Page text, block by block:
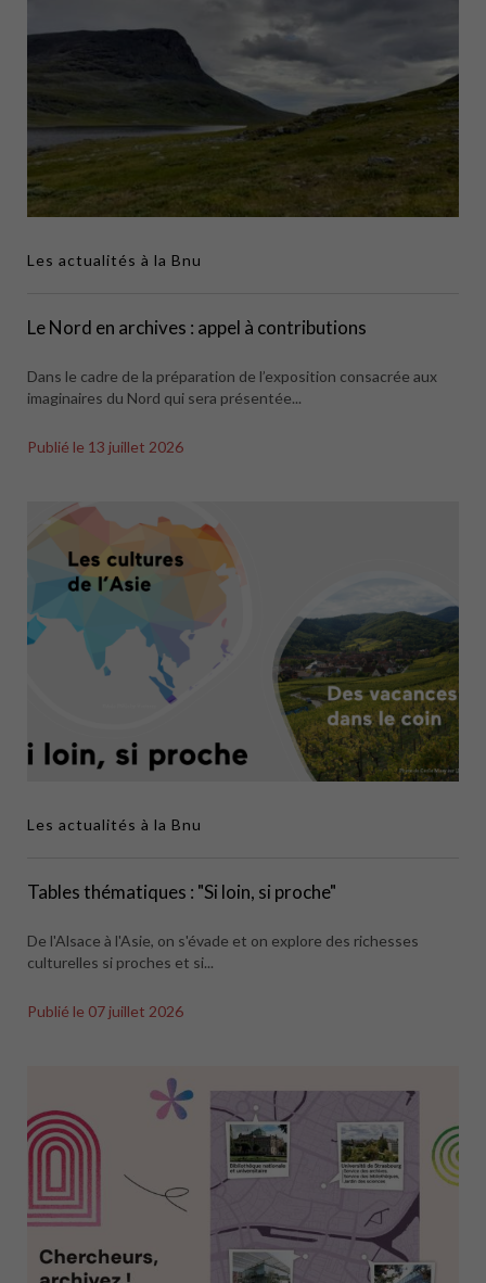
Les actualités à la Bnu
Le Nord en archives : appel à contributions
Dans le cadre de la préparation de l’exposition consacrée aux
imaginaires du Nord qui sera présentée...
Publié le 13 juillet 2026
Les actualités à la Bnu
Tables thématiques : "Si loin, si proche"
De l'Alsace à l'Asie, on s'évade et on explore des richesses
culturelles si proches et si...
Publié le 07 juillet 2026